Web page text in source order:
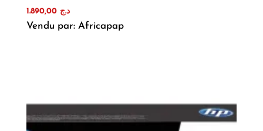
د.ج 1.890,00
Vendu par: Africapap